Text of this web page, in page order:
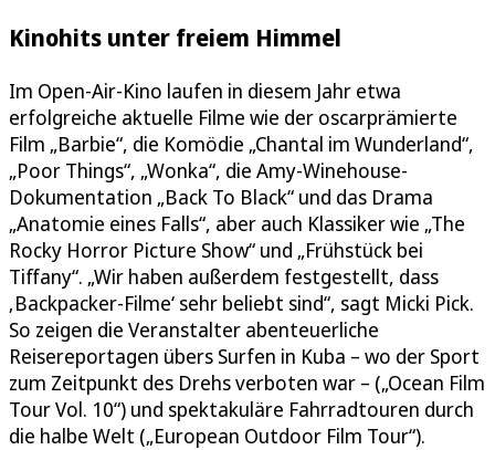
Kinohits unter freiem Himmel
Im Open-Air-Kino laufen in diesem Jahr etwa
erfolgreiche aktuelle Filme wie der oscarprämierte
Film „Barbie“, die Komödie „Chantal im Wunderland“,
„Poor Things“, „Wonka“, die Amy-Winehouse-
Dokumentation „Back To Black“ und das Drama
„Anatomie eines Falls“, aber auch Klassiker wie „The
Rocky Horror Picture Show“ und „Frühstück bei
Tiffany“. „Wir haben außerdem festgestellt, dass
‚Backpacker-Filme‘ sehr beliebt sind“, sagt Micki Pick.
So zeigen die Veranstalter abenteuerliche
Reisereportagen übers Surfen in Kuba – wo der Sport
zum Zeitpunkt des Drehs verboten war – („Ocean Film
Tour Vol. 10“) und spektakuläre Fahrradtouren durch
die halbe Welt („European Outdoor Film Tour“).